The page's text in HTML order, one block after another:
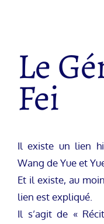
Le
Fei
Il existe un lien
Wang de Yue et
Et il existe, au
lien est expliqué.
Il s’agit de «